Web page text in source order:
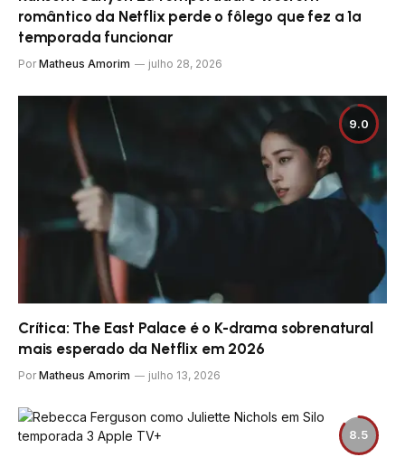
romântico da Netflix perde o fôlego que fez a 1ª
temporada funcionar
Por Matheus Amorim julho 28, 2026
9.0
Crítica: The East Palace é o K-drama sobrenatural
mais esperado da Netflix em 2026
Por Matheus Amorim julho 13, 2026
8.5